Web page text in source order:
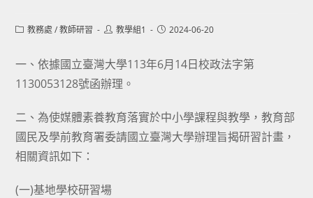
Post教務處 / 教師研習
Post教學組1
Post2024-06-20
一、依據國立臺灣大學113年6月14日校政法字第
1130053128號函辦理。
二、為使媒體素養教育落實於中小學課程與教學，教育部
國民及學前教育署委請國立臺灣大學辦理旨揭研習計畫，
相關資訊如下：
(一)基地學校研習場